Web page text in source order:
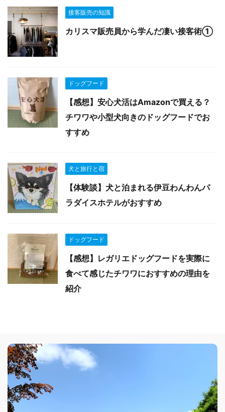
接客販売の知識
カリスマ販売員から学んだ凄い接客術①
ドッグフード
【感想】安心犬活はAmazonで買える？
チワワや小型犬向きのドッグフードでお
すすめ
犬と旅行と宿
【体験談】犬と泊まれる伊豆わんわんパ
ラダイスホテルがおすすめ
ドッグフード
【感想】レガリエドッグフードを実際に
食べて感じたチワワにおすすめの理由を
紹介